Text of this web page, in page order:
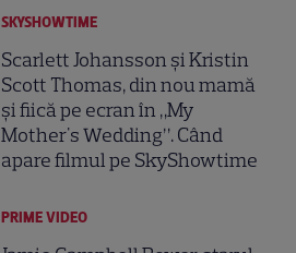
SKYSHOWTIME
Scarlett Johansson și Kristin
Scott Thomas, din nou mamă
și fiică pe ecran în „My
Mother's Wedding”. Când
apare filmul pe SkyShowtime
PRIME VIDEO